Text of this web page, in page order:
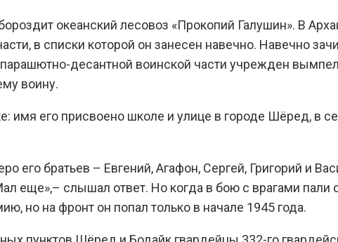
океанский лесовоз «Прокопий Галушин». В
в списки которой он занесен навечно. Навечно
десантной воинской части учрежден
воину.
имя его присвоено школе и улице в городе Шёред, в
его братьев – Евгений, Агафон, Сергей, Григорий и
еще»,– слышал ответ. Но когда в бою с врагами пали
но на фронт он попал только в начале 1945 года.